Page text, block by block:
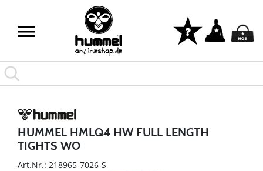
HUMMEL HMLQ4 HW FULL LENGTH
TIGHTS WO
Art.Nr.: 218965-7026-S